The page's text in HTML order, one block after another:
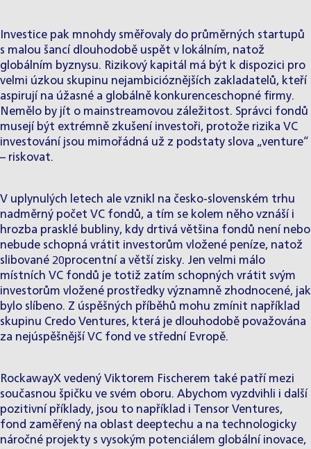
Investice pak mnohdy směřovaly do průměrných startupů
s malou šancí dlouhodobě uspět v lokálním, natož
globálním byznysu. Rizikový kapitál má být k dispozici pro
velmi úzkou skupinu nejambicióznějších zakladatelů, kteří
aspirují na úžasné a globálně konkurenceschopné firmy.
Nemělo by jít o mainstreamovou záležitost. Správci fondů
musejí být extrémně zkušení investoři, protože rizika VC
investování jsou mimořádná už z podstaty slova „venture“
– riskovat.
V uplynulých letech ale vznikl na česko-slovenském trhu
nadměrný počet VC fondů, a tím se kolem něho vznáší i
hrozba prasklé bubliny, kdy drtivá většina fondů není nebo
nebude schopná vrátit investorům vložené peníze, natož
slibované 20procentní a větší zisky. Jen velmi málo
místních VC fondů je totiž zatím schopných vrátit svým
investorům vložené prostředky významně zhodnocené, jak
bylo slíbeno. Z úspěšných příběhů mohu zmínit například
skupinu Credo Ventures, která je dlouhodobě považována
za nejúspěšnější VC fond ve střední Evropě.
RockawayX vedený Viktorem Fischerem také patří mezi
současnou špičku ve svém oboru. Abychom vyzdvihli i další
pozitivní příklady, jsou to například i Tensor Ventures,
fond zaměřený na oblast deeptechu a na technologicky
náročné projekty s vysokým potenciálem globální inovace,